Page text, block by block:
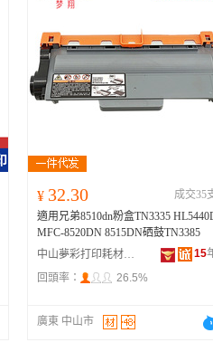
¥ 32.30
成交35
適用兄弟8510dn粉盒TN3335
MFC-8520DN 8515DN硒鼓TN3385
中山夢彩打印耗材有限公司
15
回頭率：
26.5%
廣東 中山市